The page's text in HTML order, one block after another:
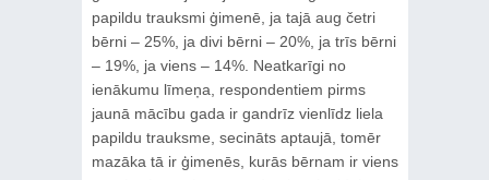
papildu trauksmi ģimenē, ja tajā aug četri
bērni – 25%, ja divi bērni – 20%, ja trīs bērni
– 19%, ja viens – 14%. Neatkarīgi no
ienākumu līmeņa, respondentiem pirms
jaunā mācību gada ir gandrīz vienlīdz liela
papildu trauksme, secināts aptaujā, tomēr
mazāka tā ir ģimenēs, kurās bērnam ir viens